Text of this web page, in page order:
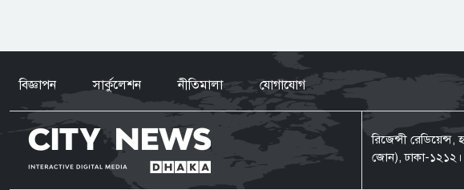
বিজ্ঞাপন সার্কুলেশন নীতিমালা যোগাযোগ
রিজেন্সী
জোন), ঢাকা-১২১২।